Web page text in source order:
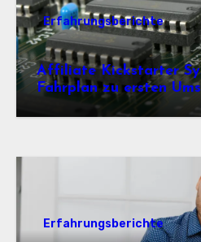
Erfahrungsberichte
Affiliate Kickstarter
Fahrplan zu ersten
Erfahrungsberichte